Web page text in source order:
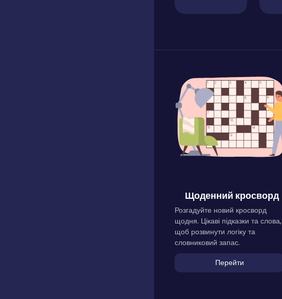
Щоденний кросворд
Розгадуйте новий кросворд
щодня. Цікаві підказки та слова,
щоб розвинути логіку та
словниковий запас.
Перейти